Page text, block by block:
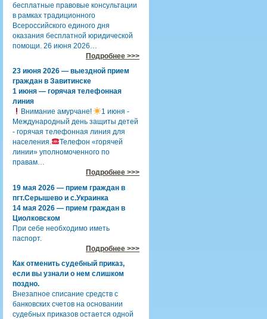
бесплатные правовые консультации
в рамках традиционного
Всероссийского единого дня
оказания бесплатной юридической
помощи. 26 июня 2026…
Подробнее >>>
23 июня 2026 — выездной прием
граждан в Завитинске
1 июня — горячая телефонная
линия
Внимание амурчане!
1 июня -
Международный день защиты детей
- горячая телефонная линия для
населения.
Телефон «горячей
линии» уполномоченного по
правам…
Подробнее >>>
19 мая 2026 — прием граждан в
пгт.Серышево и с.Украинка
14 мая 2026 — прием граждан в
Циолковском
При себе необходимо иметь
паспорт.
Подробнее >>>
Как отменить судебный приказ,
если вы узнали о нем слишком
поздно.
Внезапное списание средств с
банковских счетов на основании
судебных приказов остается одной